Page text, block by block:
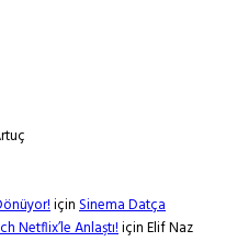
içinSinema Datça
Netflix’le Anlaştı!içinElif Naz